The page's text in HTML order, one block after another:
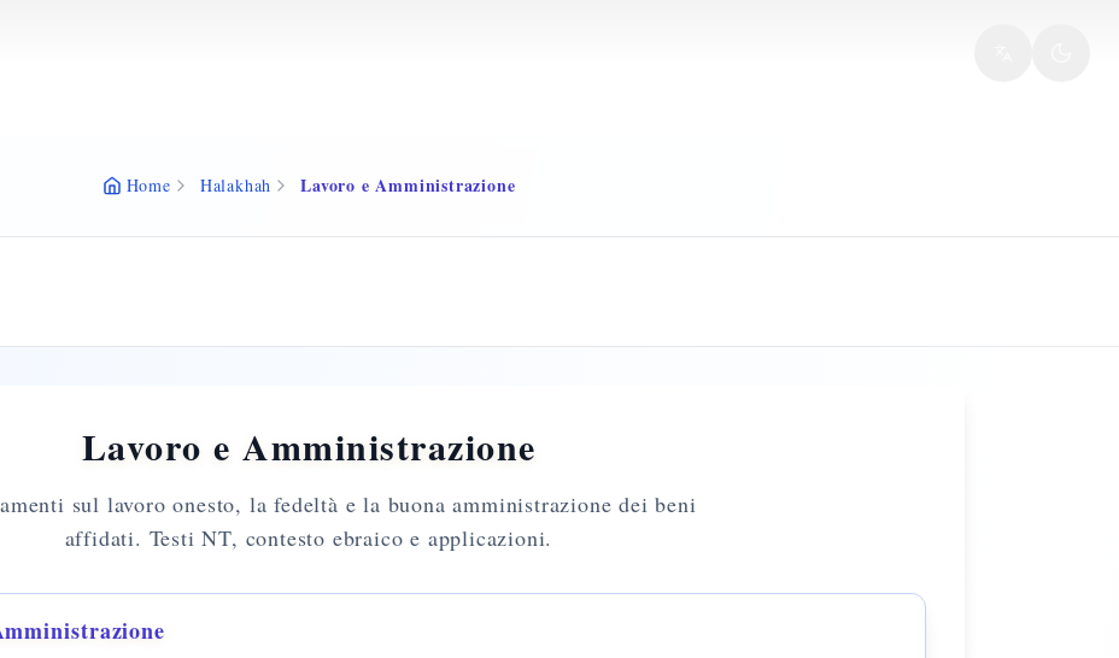
Home Halakhah Lavoro e Amministrazione
Lavoro e Amministrazione
sul lavoro onesto, la fedeltà e la buona amministrazione dei beni
affidati. Testi NT, contesto ebraico e applicazioni.